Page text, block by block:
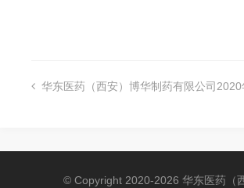
 华东医药（西安）博华制药有限公司
© Copyright 2020-2026 华东医药